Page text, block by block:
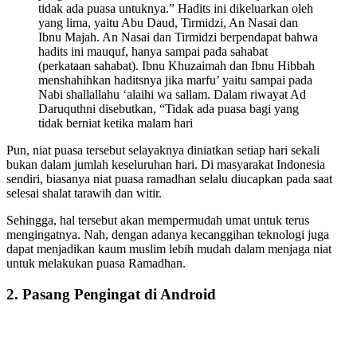
tidak ada puasa untuknya.” Hadits ini dikeluarkan oleh
yang lima, yaitu Abu Daud, Tirmidzi, An Nasai dan
Ibnu Majah. An Nasai dan Tirmidzi berpendapat bahwa
hadits ini mauquf, hanya sampai pada sahabat
(perkataan sahabat). Ibnu Khuzaimah dan Ibnu Hibbah
menshahihkan haditsnya jika marfu’ yaitu sampai pada
Nabi shallallahu ‘alaihi wa sallam. Dalam riwayat Ad
Daruquthni disebutkan, “Tidak ada puasa bagi yang
tidak berniat ketika malam hari
Pun, niat puasa tersebut selayaknya diniatkan setiap hari sekali
bukan dalam jumlah keseluruhan hari. Di masyarakat Indonesia
sendiri, biasanya niat puasa ramadhan selalu diucapkan pada saat
selesai shalat tarawih dan witir.
Sehingga, hal tersebut akan mempermudah umat untuk terus
mengingatnya. Nah, dengan adanya kecanggihan teknologi juga
dapat menjadikan kaum muslim lebih mudah dalam menjaga niat
untuk melakukan puasa Ramadhan.
2. Pasang Pengingat di Android